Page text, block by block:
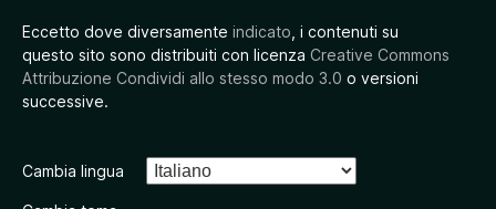
Eccetto dove diversamente indicato , i contenuti su
questo sito sono distribuiti con licenza Creative Commons
Attribuzione Condividi allo stesso modo 3.0 o versioni
successive.
Cambia lingua